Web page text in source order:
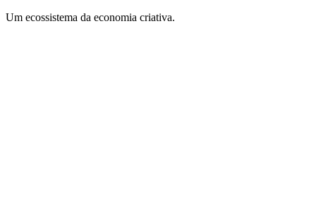
Um ecossistema da economia criativa.